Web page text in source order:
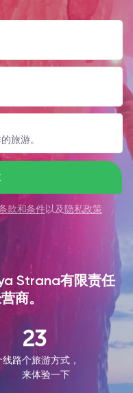
款和条件以及 隐私政策
Strana有限责任
商。
路
23
个旅游方式，
来体验一下